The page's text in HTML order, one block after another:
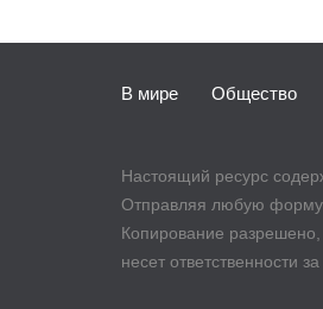
В мире Общество
Настоящий ресурс
Отправляя любую форму
Копирование разрешено,
несет ответственности